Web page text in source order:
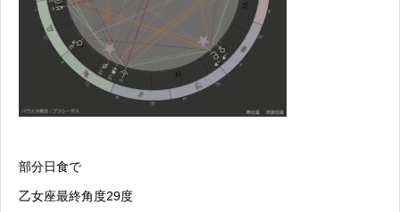
部分日食で
乙女座最終角度29度